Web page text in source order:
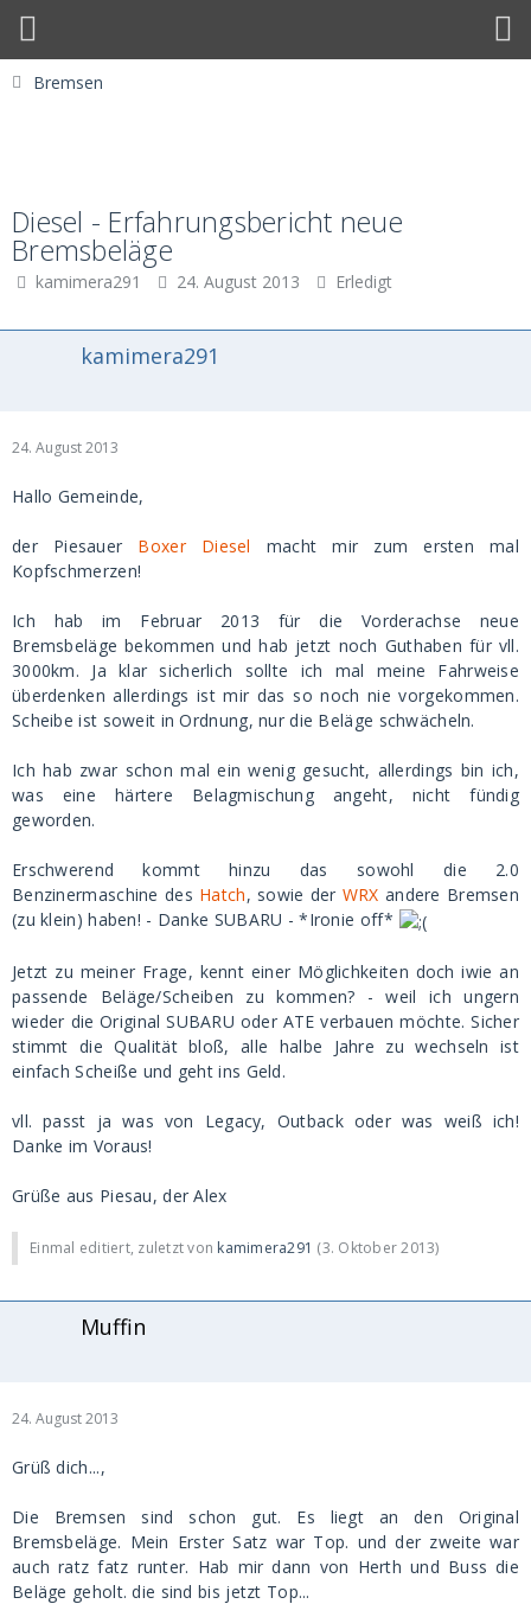
Bremsen
Diesel - Erfahrungsbericht neue
Bremsbeläge
kamimera291 24. August 2013 Erledigt
kamimera291
24. August 2013
Hallo Gemeinde,
der Piesauer Boxer Diesel macht mir zum ersten mal
Kopfschmerzen!
Ich hab im Februar 2013 für die Vorderachse neue
Bremsbeläge bekommen und hab jetzt noch Guthaben für vll.
3000km. Ja klar sicherlich sollte ich mal meine Fahrweise
überdenken allerdings ist mir das so noch nie vorgekommen.
Scheibe ist soweit in Ordnung, nur die Beläge schwächeln.
Ich hab zwar schon mal ein wenig gesucht, allerdings bin ich,
was eine härtere Belagmischung angeht, nicht fündig
geworden.
Erschwerend kommt hinzu das sowohl die 2.0
Benzinermaschine des Hatch, sowie der WRX andere Bremsen
(zu klein) haben! - Danke SUBARU - *Ironie off*
Jetzt zu meiner Frage, kennt einer Möglichkeiten doch iwie an
passende Beläge/Scheiben zu kommen? - weil ich ungern
wieder die Original SUBARU oder ATE verbauen möchte. Sicher
stimmt die Qualität bloß, alle halbe Jahre zu wechseln ist
einfach Scheiße und geht ins Geld.
vll. passt ja was von Legacy, Outback oder was weiß ich!
Danke im Voraus!
Grüße aus Piesau, der Alex
Einmal editiert, zuletzt von kamimera291 (3. Oktober 2013)
Muffin
24. August 2013
Grüß dich...,
Die Bremsen sind schon gut. Es liegt an den Original
Bremsbeläge. Mein Erster Satz war Top. und der zweite war
auch ratz fatz runter. Hab mir dann von Herth und Buss die
Beläge geholt. die sind bis jetzt Top...